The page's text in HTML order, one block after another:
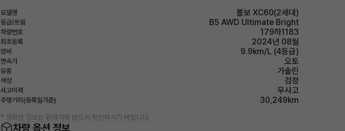
모델명 볼보 XC60(2세대)
등급/트림 B5 AWD Ultimate Bright
차량번호 179하1183
최초등록 2024년 08월
연비 9.9km/L (4등급)
변속기 오토
유종 가솔린
색상 검정
사고이력 무사고
주행거리(등록일기준) 30,249km
* 정확한 정보는 판매자와 반드시 확인하시기 바랍니다.
차량 옵션 정보